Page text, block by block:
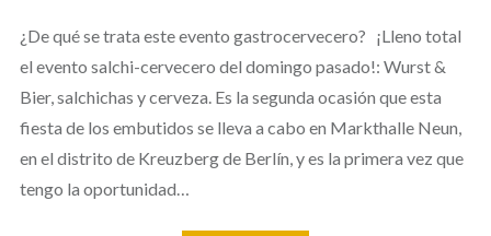
¿De qué se trata este evento gastrocervecero? ¡Lleno total
el evento salchi-cervecero del domingo pasado!: Wurst &
Bier, salchichas y cerveza. Es la segunda ocasión que esta
fiesta de los embutidos se lleva a cabo en Markthalle Neun,
en el distrito de Kreuzberg de Berlín, y es la primera vez que
tengo la oportunidad…